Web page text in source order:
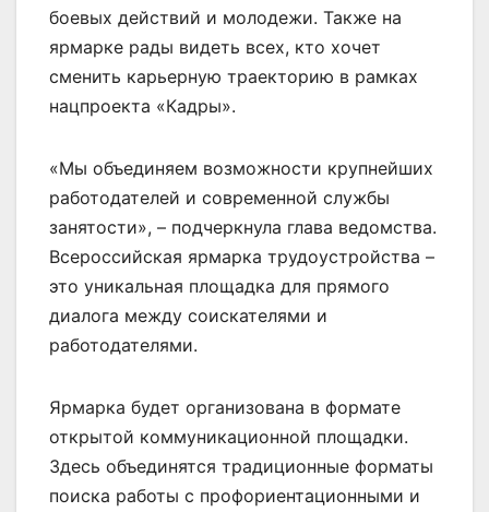
боевых действий и молодежи. Также на
ярмарке рады видеть всех, кто хочет
сменить карьерную траекторию в рамках
нацпроекта «Кадры».
«Мы объединяем возможности крупнейших
работодателей и современной службы
занятости», – подчеркнула глава ведомства.
Всероссийская ярмарка трудоустройства –
это уникальная площадка для прямого
диалога между соискателями и
работодателями.
Ярмарка будет организована в формате
открытой коммуникационной площадки.
Здесь объединятся традиционные форматы
поиска работы с профориентационными и